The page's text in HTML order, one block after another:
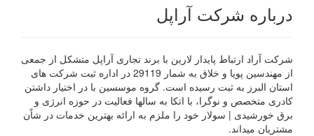
درباره شرکت آراپل
شرکت آراد ارتباط پایدار لارین با برند تجاری آراپل متشکل از جمعی
از مهندسین پویا و خلاق به شمار 29119 در اداره ثبت شرکت های
استان البرز به ثبت رسیده است. گروه موسسین با در اختیار داشتن
کادری متخصص و نوگرا، با اتکا به سالها فعالیت در حوزه انرژی و
برق خورشیدی | سولار خود را ملزم به ارائه بهترین خدمات در شاًن
مشتریان میداند.